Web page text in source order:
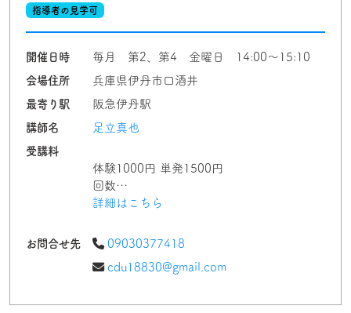
指導者の見学可
開催日時
毎月 第2、第4 金曜日 14:00〜15:10
会場住所
兵庫県伊丹市口酒井
最寄り駅
阪急伊丹駅
講師名
足立真也
受講料
体験1000円 単発1500円
回数…
詳細はこちら
お問合せ先
09030377418
cdu18830@gmail.com